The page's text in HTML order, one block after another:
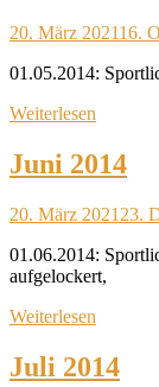
20. März 202116.
01.05.2014:
Weiterlesen
Juni 2014
20. März 2021 23.
01.06.2014:
aufgelockert,
Weiterlesen
Juli 2014